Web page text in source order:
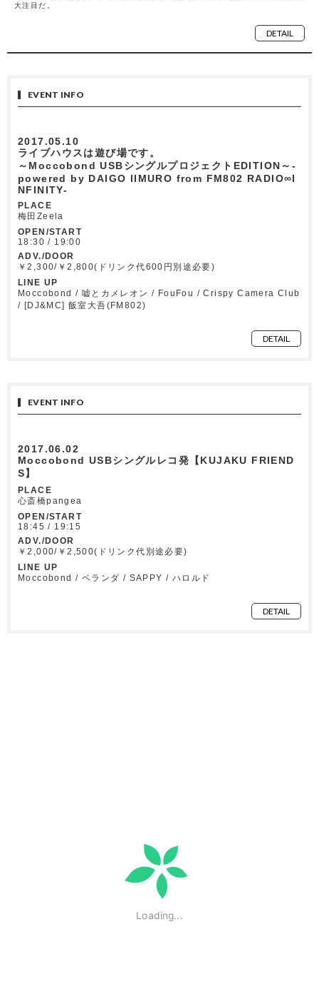
大注目だ。
DETAIL
EVENT INFO
2017.05.10
ライブハウスは遊び場です。
～Moccobond USBシングルプロジェクトEDITION～-
powered by DAIGO IIMURO from FM802 RADIO∞I
NFINITY-
PLACE
梅田Zeela
OPEN/START
18:30 / 19:00
ADV./DOOR
￥2,300/￥2,800(ドリンク代600円別途必要)
LINE UP
Moccobond / 嘘とカメレオン / FouFou / Crispy Camera Club
/ [DJ&MC] 飯室大吾(FM802)
DETAIL
EVENT INFO
2017.06.02
Moccobond USBシングルレコ発【KUJAKU FRIEND
S】
PLACE
心斎橋pangea
OPEN/START
18:45 / 19:15
ADV./DOOR
￥2,000/￥2,500(ドリンク代別途必要)
LINE UP
Moccobond / ベランダ / SAPPY / ハロルド
DETAIL